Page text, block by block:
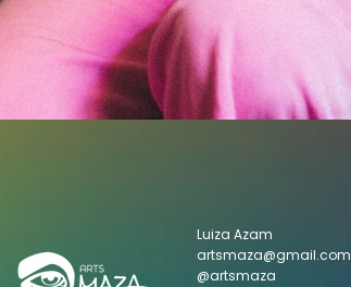
Luiza Azam
artsmaza@gmail.com
@artsmaza